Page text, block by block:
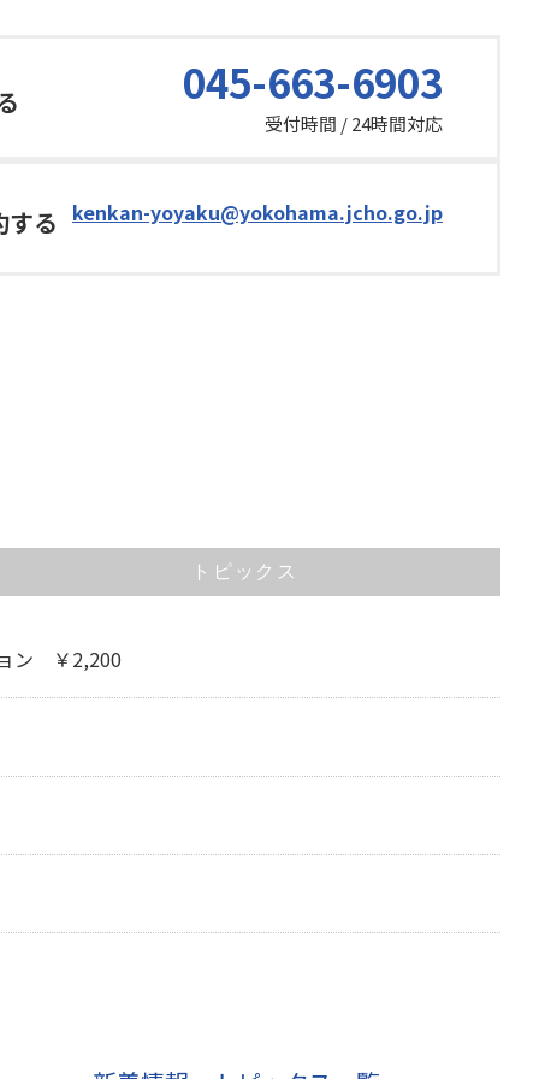
045-663-6903
受付時間 / 24時間対応
する kenkan-yoyaku@yokohama.jcho.go.jp
トピックス
ン ￥2,200